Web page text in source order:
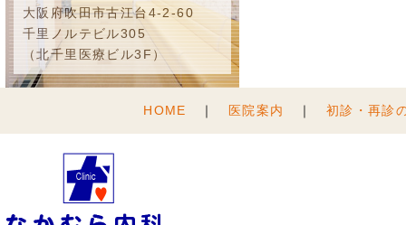
大阪府吹田市古江台4-2-60
千里ノルテビル305
（北千里医療ビル3F）
HOME ｜ 医院案内 ｜ 初診・再診